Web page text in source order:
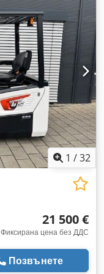
1 /32
21 500 €
Фиксирана цена без ДДС
Позвънете